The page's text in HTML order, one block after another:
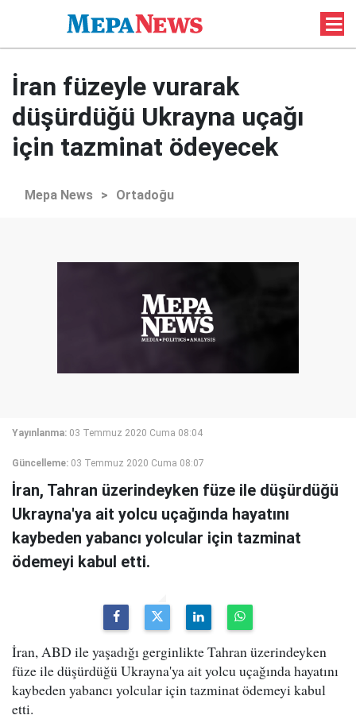
İran füzeyle vurarak
düşürdüğü Ukrayna uçağı
için tazminat ödeyecek
Mepa News > Ortadoğu
Yayınlanma: 03 Temmuz 2020 Cuma 08:04
Güncelleme: 03 Temmuz 2020 Cuma 08:07
İran, Tahran üzerindeyken füze ile düşürdüğü
Ukrayna'ya ait yolcu uçağında hayatını
kaybeden yabancı yolcular için tazminat
ödemeyi kabul etti.
İran, ABD ile yaşadığı gerginlikte Tahran üzerindeyken
füze ile düşürdüğü Ukrayna'ya ait yolcu uçağında hayatını
kaybeden yabancı yolcular için tazminat ödemeyi kabul
etti.